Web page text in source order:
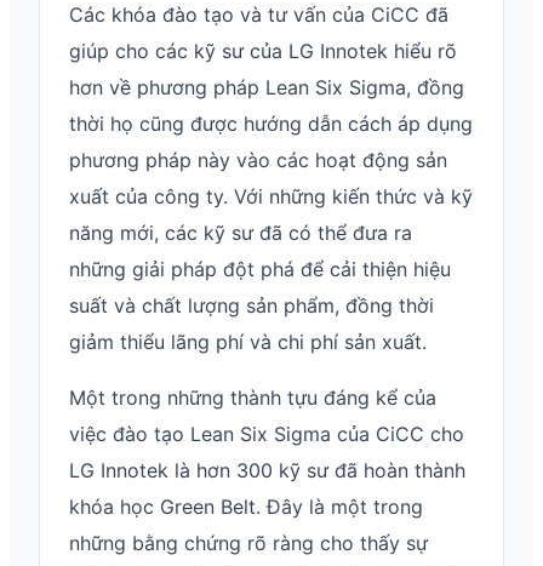
Các khóa đào tạo và tư vấn của CiCC đã
giúp cho các kỹ sư của LG Innotek hiểu rõ
hơn về phương pháp Lean Six Sigma, đồng
thời họ cũng được hướng dẫn cách áp dụng
phương pháp này vào các hoạt động sản
xuất của công ty. Với những kiến thức và kỹ
năng mới, các kỹ sư đã có thể đưa ra
những giải pháp đột phá để cải thiện hiệu
suất và chất lượng sản phẩm, đồng thời
giảm thiểu lãng phí và chi phí sản xuất.
Một trong những thành tựu đáng kể của
việc đào tạo Lean Six Sigma của CiCC cho
LG Innotek là hơn 300 kỹ sư đã hoàn thành
khóa học Green Belt. Đây là một trong
những bằng chứng rõ ràng cho thấy sự